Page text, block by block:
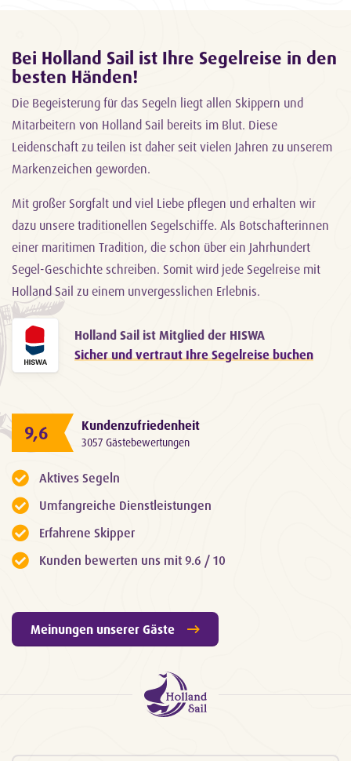
Bei Holland Sail ist Ihre Segelreise in den
besten Händen!
Die Begeisterung für das Segeln liegt allen Skippern und
Mitarbeitern von Holland Sail bereits im Blut. Diese
Leidenschaft zu teilen ist daher seit vielen Jahren zu unserem
Markenzeichen geworden.
Mit großer Sorgfalt und viel Liebe pflegen und erhalten wir
dazu unsere traditionellen Segelschiffe. Als Botschafterinnen
einer maritimen Tradition, die schon über ein Jahrhundert
Segel-Geschichte schreiben. Somit wird jede Segelreise mit
Holland Sail zu einem unvergesslichen Erlebnis.
Holland Sail ist Mitglied der HISWA
Sicher und vertraut Ihre Segelreise buchen
9,6 Kundenzufriedenheit
3057 Gästebewertungen
Aktives Segeln
Umfangreiche Dienstleistungen
Erfahrene Skipper
Kunden bewerten uns mit 9.6 / 10
Meinungen unserer Gäste